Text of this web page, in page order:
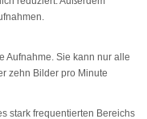
Aufnahme. Sie kann nur alle
zehn Bilder pro Minute
stark frequentierten Bereichs